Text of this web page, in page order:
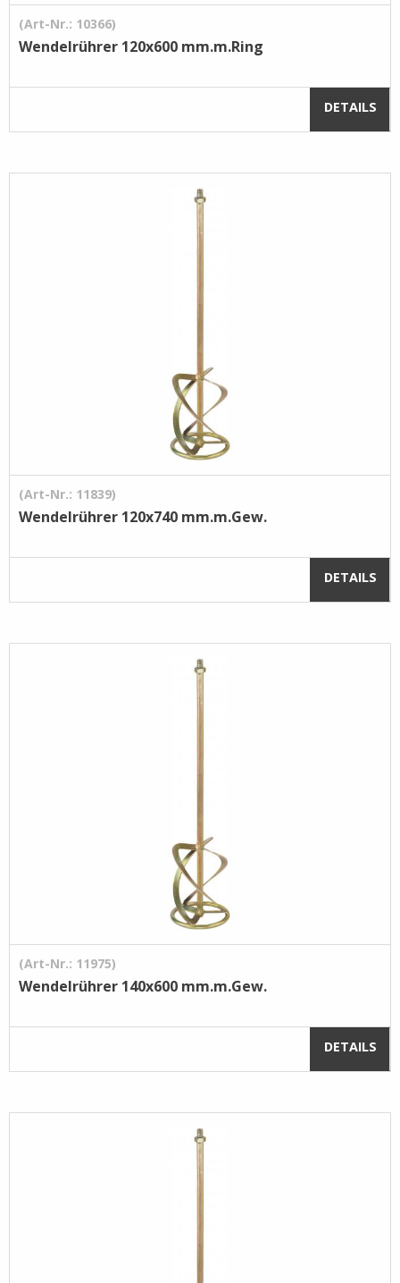
(Art-Nr.: 10366)
Wendelrührer 120x600 mm.m.Ring
DETAILS
(Art-Nr.: 11839)
Wendelrührer 120x740 mm.m.Gew.
DETAILS
(Art-Nr.: 11975)
Wendelrührer 140x600 mm.m.Gew.
DETAILS